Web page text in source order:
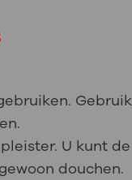
U kunt
douchen.